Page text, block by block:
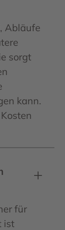
Abläufe
sorgt
kann.
für
ist